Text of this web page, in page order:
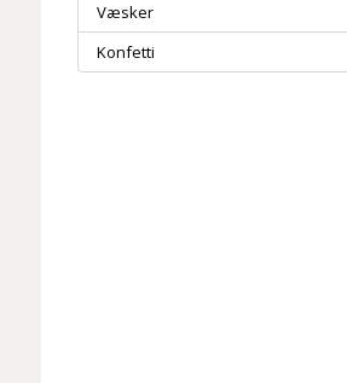
Væsker
Konfetti